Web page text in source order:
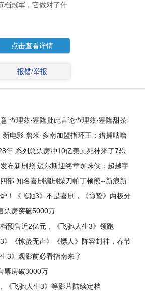
档冠军，它做对了什
点击查看详情
报错/举报
查理兹·塞隆批此言论查理兹·塞隆甜茶-
电影 詹米·多南加盟指环王：猎捕咕噜
年 系列总票房冲10亿美元死神来了7恐
布新剧照 迈尔斯迎终章蜘蛛侠：超越宇
部 知名喜剧编剧操刀帕丁顿熊--新浪新
！《飞驰3》不是喜剧，《惊蛰》两极分
票房突破5000万
预售近2亿元，《飞驰人生3》领跑
》《惊蛰无声》《镖人》阵容封神，春节
3》观影前必看指南来了
票房破3000万
《飞驰人生3》等影片陆续定档